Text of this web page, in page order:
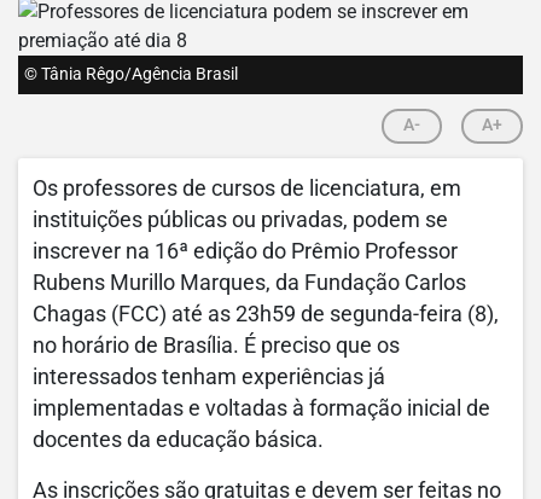
© Tânia Rêgo/Agência Brasil
A- A+
Os professores de cursos de licenciatura, em
instituições públicas ou privadas, podem se
inscrever na 16ª edição do Prêmio Professor
Rubens Murillo Marques, da Fundação Carlos
Chagas (FCC) até as 23h59 de segunda-feira (8),
no horário de Brasília. É preciso que os
interessados tenham experiências já
implementadas e voltadas à formação inicial de
docentes da educação básica.
As inscrições são gratuitas e devem ser feitas no